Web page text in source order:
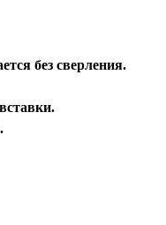
без сверления.